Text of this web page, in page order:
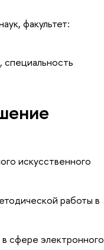
факультет:
специальность
искусственного
работы в
сфере электронного